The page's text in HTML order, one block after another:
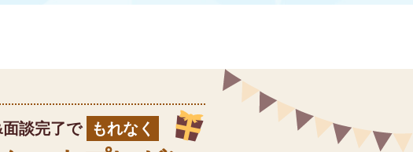
談完了で もれなく